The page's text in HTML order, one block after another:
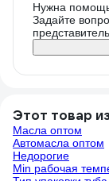
Нужна
Задайте
Этот товар
Масла оптом
Автомасла оптом
Недорогие
Min рабочая